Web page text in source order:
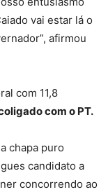
vai estar lá o
afirmou
com 11,8
com o PT.
chapa puro
candidato a
concorrendo ao